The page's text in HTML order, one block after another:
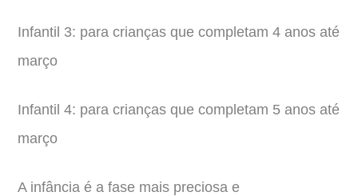
Infantil 3: para crianças que completam 4 anos até
março
Infantil 4: para crianças que completam 5 anos até
março
A infância é a fase mais preciosa e